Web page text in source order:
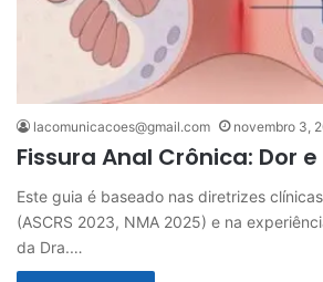
lacomunicacoes@gmail.com novembro 3,
Fissura Anal Crônica: Dor
Este guia é baseado nas diretrizes
(ASCRS 2023, NMA 2025) e na
da Dra.…